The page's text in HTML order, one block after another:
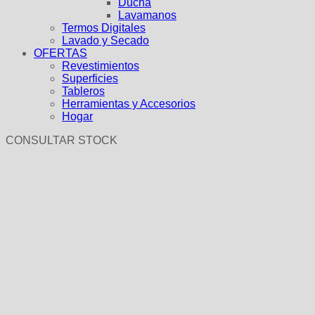
Ducha
Lavamanos
Termos Digitales
Lavado y Secado
OFERTAS
Revestimientos
Superficies
Tableros
Herramientas y Accesorios
Hogar
CONSULTAR STOCK